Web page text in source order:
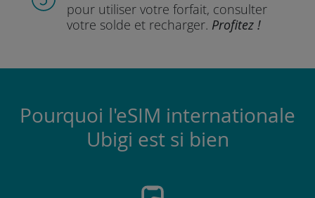
pour utiliser votre forfait, consulter
votre solde et recharger. Profitez !
Pourquoi l'eSIM internationale
Ubigi est si bien